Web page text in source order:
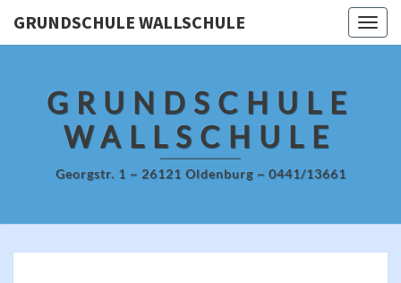
GRUNDSCHULE WALLSCHULE
GRUNDSCHULE
WALLSCHULE
Georgstr. 1 ~ 26121 Oldenburg ~ 0441/13661